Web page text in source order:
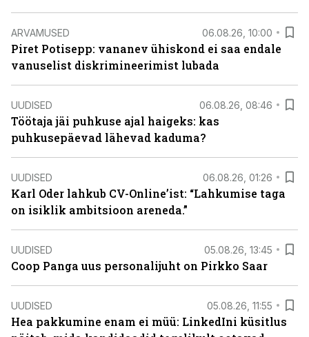
ARVAMUSED 06.08.26, 10:00
Piret Potisepp: vananev ühiskond ei saa endale
vanuselist diskrimineerimist lubada
UUDISED 06.08.26, 08:46
Töötaja jäi puhkuse ajal haigeks: kas
puhkusepäevad lähevad kaduma?
UUDISED 06.08.26, 01:26
Karl Oder lahkub CV-Online’ist: “Lahkumise taga
on isiklik ambitsioon areneda.”
UUDISED 05.08.26, 13:45
Coop Panga uus personalijuht on Pirkko Saar
UUDISED 05.08.26, 11:55
Hea pakkumine enam ei müü: LinkedIni küsitlus